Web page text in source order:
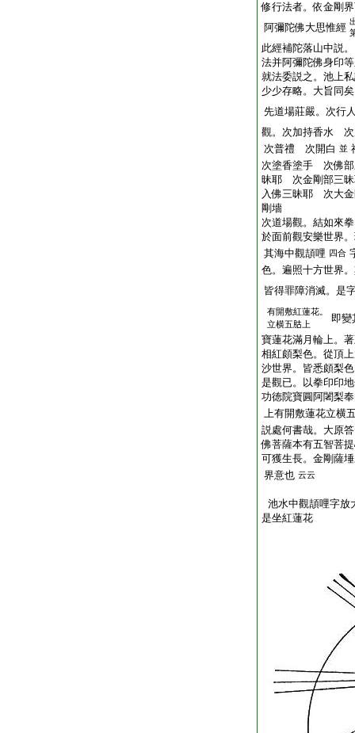
修行法者。依金剛
阿彌陀佛大思惟經
此經補陀落山中説
法并阿彌陀佛身印
就法委説之。池上
少少存略。大旨同
先道場莊嚴。次行
觀。次加持香水
次普禮 次開白 並
次塗香塗手 次佛
昧耶 次金剛部三
入佛三昧耶 次大
剛墻
次道場觀。結如來
於面前觀安樂世界
其海中觀頡哩 四合
色。遍照十方世界
皆得罪障消滅。是
有開敷紅蓮花。
立横五𦙶上
即變
寶蓮花滿月輪上。
相紅頗梨色。從頂
沙世界。皆悉頗梨
是觀已。以拳印印
功徳院寶圓阿闍梨
上有開敷蓮花立横
説處何書哉。大原
佛菩薩本有五智菩
可獲生長。金剛薩
界意也 云云
池水中觀頡哩字放
是坐紅蓮花